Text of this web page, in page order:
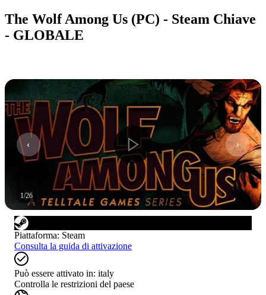
The Wolf Among Us (PC) - Steam Chiave
- GLOBALE
1/26
Piattaforma: Steam
Consulta la guida di attivazione
Può essere attivato in: italy
Controlla le restrizioni del paese